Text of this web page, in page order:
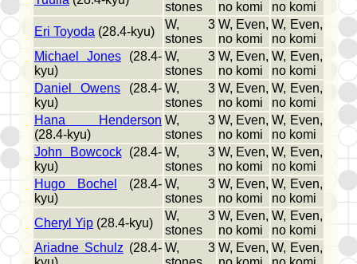
stones
no komi
no komi
Eri Toyoda (28.4-kyu)
W, 3
stones
W, Even,
no komi
W, Even,
no komi
Michael Jones (28.4-
kyu)
W, 3
stones
W, Even,
no komi
W, Even,
no komi
Daniel Owens (28.4-
kyu)
W, 3
stones
W, Even,
no komi
W, Even,
no komi
Hana Henderson
(28.4-kyu)
W, 3
stones
W, Even,
no komi
W, Even,
no komi
John Bowcock(28.4-
kyu)
W, 3
stones
W, Even,
no komi
W, Even,
no komi
Hugo Bochel
(28.4-
kyu)
W, 3
stones
W, Even,
no komi
W, Even,
no komi
Cheryl Yip (28.4-kyu)
W, 3
stones
W, Even,
no komi
W, Even,
no komi
Ariadne Schulz (28.4- W, 3 W, Even, W, Even,